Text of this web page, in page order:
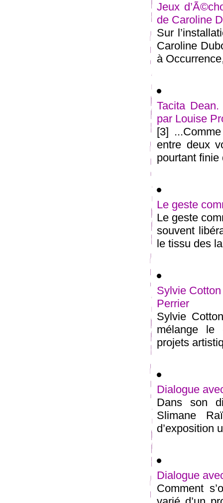
Jeux
de Caroline
Sur
Caroline
à
Tacita
par Louise
[3]
entre deux
pourtant finie
Le geste
Le geste
souvent
le tissu des
Sylvie
Perrier
Sylvie
mélange le
projets
Dialogue
Dans son
Slimane
d’exposition
Dialogue
Comment